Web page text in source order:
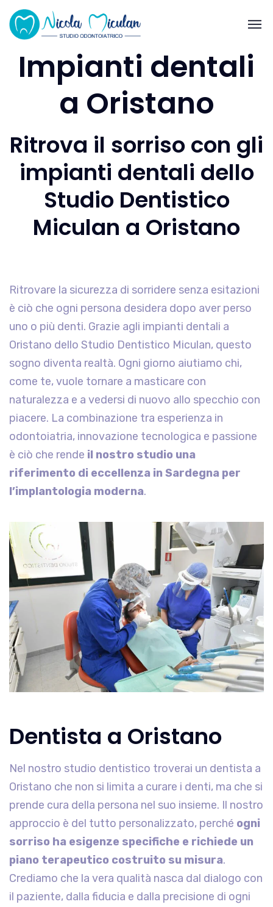
Impianti dentali
a Oristano
Ritrova il sorriso con gli
impianti dentali dello
Studio Dentistico
Miculan a Oristano
Ritrovare la sicurezza di sorridere senza esitazioni
è ciò che ogni persona desidera dopo aver perso
uno o più denti. Grazie agli impianti dentali a
Oristano dello Studio Dentistico Miculan, questo
sogno diventa realtà. Ogni giorno aiutiamo chi,
come te, vuole tornare a masticare con
naturalezza e a vedersi di nuovo allo specchio con
piacere. La combinazione tra esperienza in
odontoiatria, innovazione tecnologica e passione
è ciò che rende il nostro studio una
riferimento di eccellenza in Sardegna per
l’implantologia moderna.
Dentista a Oristano
Nel nostro studio dentistico troverai un dentista a
Oristano che non si limita a curare i denti, ma che si
prende cura della persona nel suo insieme. Il nostro
approccio è del tutto personalizzato, perché ogni
sorriso ha esigenze specifiche e richiede un
piano terapeutico costruito su misura.
Crediamo che la vera qualità nasca dal dialogo con
il paziente, dalla fiducia e dalla precisione di ogni